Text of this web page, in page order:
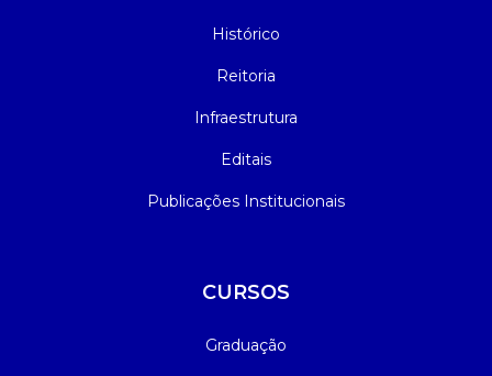
Histórico
Reitoria
Infraestrutura
Editais
Publicações Institucionais
CURSOS
Graduação